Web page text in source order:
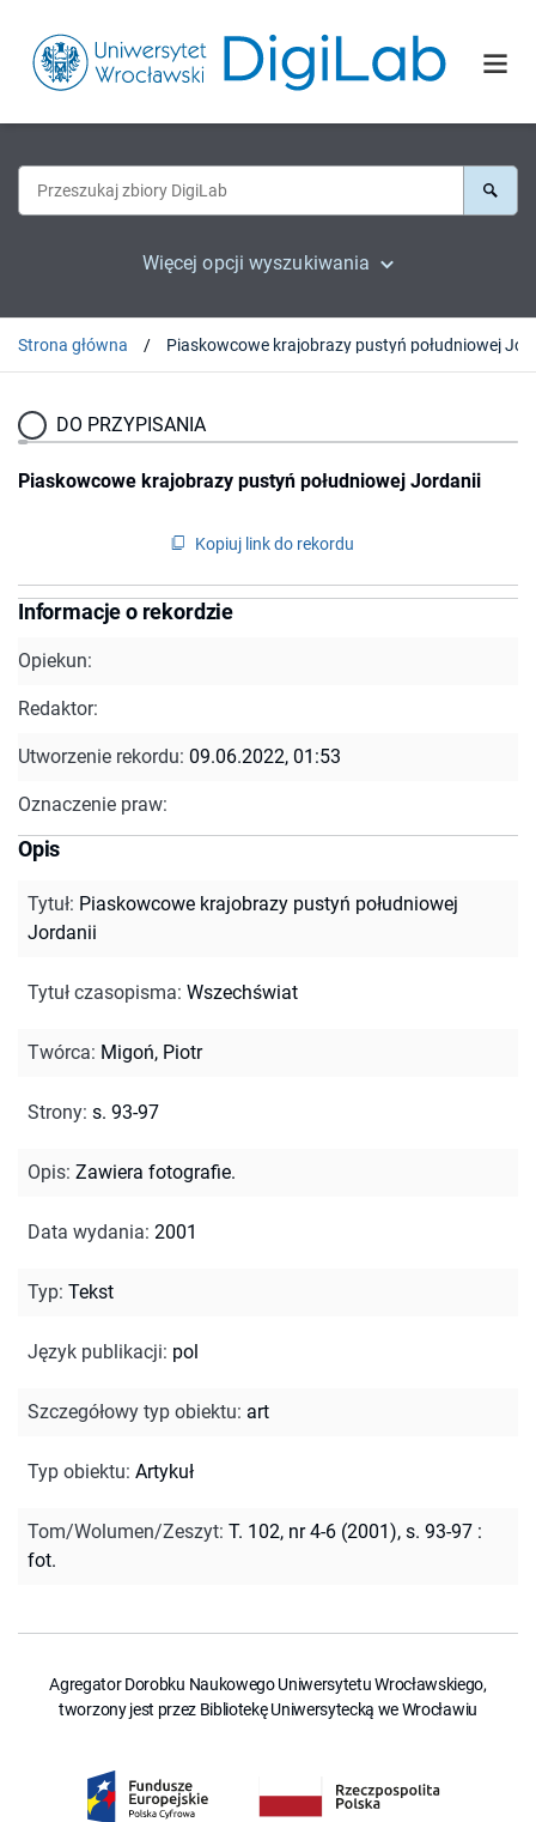
Więcej opcji wyszukiwania
Strona główna
DO PRZYPISANIA
Piaskowcowe krajobrazy pustyń południowej Jordanii
Kopiuj link do rekordu
Informacje o rekordzie
Opiekun:
Redaktor:
Utworzenie rekordu: 09.06.2022, 01:53
Oznaczenie praw:
Opis
Tytuł: Piaskowcowe krajobrazy pustyń południowej
Jordanii
Tytuł czasopisma: Wszechświat
Twórca: Migoń, Piotr
Strony: s. 93-97
Opis: Zawiera fotografie.
Data wydania: 2001
Typ: Tekst
Język publikacji: pol
Szczegółowy typ obiektu: art
Typ obiektu: Artykuł
Tom/Wolumen/Zeszyt: T. 102, nr 4-6 (2001), s. 93-97 :
fot.
Agregator Dorobku Naukowego Uniwersytetu Wrocławskiego,
tworzony jest przez Bibliotekę Uniwersytecką we Wrocławiu